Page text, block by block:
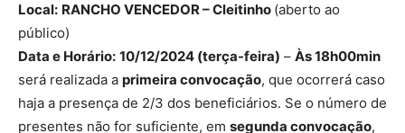
Local: RANCHO VENCEDOR – Cleitinho (aberto ao
público)
Data e Horário: 10/12/2024 (terça-feira) – Às 18h00min
será realizada a primeira convocação, que ocorrerá caso
haja a presença de 2/3 dos beneficiários. Se o número de
presentes não for suficiente, em segunda convocação,